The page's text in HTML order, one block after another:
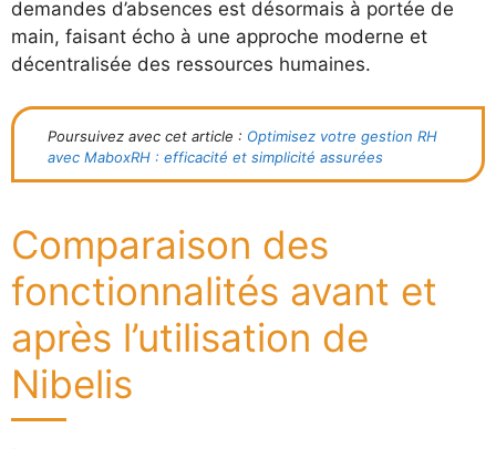
demandes d’absences est désormais à portée de
main, faisant écho à une approche moderne et
décentralisée des ressources humaines.
Poursuivez avec cet article : Optimisez votre gestion RH
avec MaboxRH : efficacité et simplicité assurées
Comparaison des
fonctionnalités avant et
après l’utilisation de
Nibelis